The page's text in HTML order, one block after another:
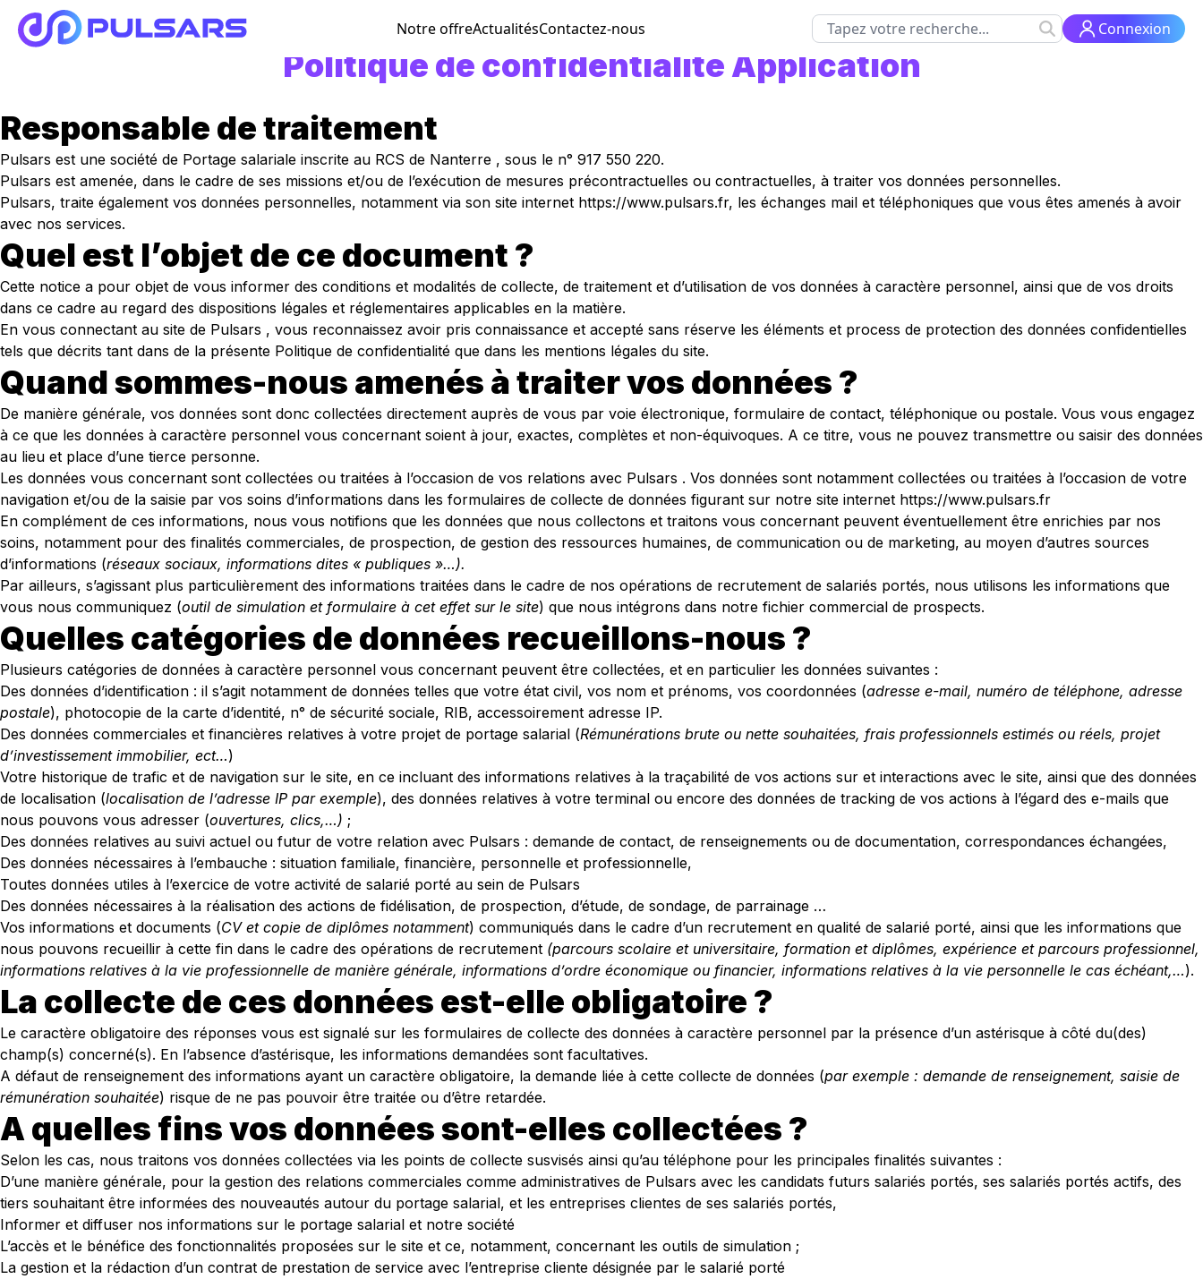
Aller au contenu
Notre offreActualitésContactez-nous Connexion
Politique de confidentialité Application
Responsable de traitement
Pulsars est une société de Portage salariale inscrite au RCS de Nanterre , sous le n° 917 550 220.
Pulsars est amenée, dans le cadre de ses missions et/ou de l’exécution de mesures précontractuelles ou contractuelles, à traiter vos données personnelles.
Pulsars, traite également vos données personnelles, notamment via son site internet https://www.pulsars.fr, les échanges mail et téléphoniques que vous êtes amenés à avoir
avec nos services.
Quel est l’objet de ce document ?
Cette notice a pour objet de vous informer des conditions et modalités de collecte, de traitement et d’utilisation de vos données à caractère personnel, ainsi que de vos droits
dans ce cadre au regard des dispositions légales et réglementaires applicables en la matière.
En vous connectant au site de Pulsars , vous reconnaissez avoir pris connaissance et accepté sans réserve les éléments et process de protection des données confidentielles
tels que décrits tant dans de la présente Politique de confidentialité que dans les mentions légales du site.
Quand sommes-nous amenés à traiter vos données ?
De manière générale, vos données sont donc collectées directement auprès de vous par voie électronique, formulaire de contact, téléphonique ou postale. Vous vous engagez
à ce que les données à caractère personnel vous concernant soient à jour, exactes, complètes et non-équivoques. A ce titre, vous ne pouvez transmettre ou saisir des données
au lieu et place d’une tierce personne.
Les données vous concernant sont collectées ou traitées à l’occasion de vos relations avec Pulsars . Vos données sont notamment collectées ou traitées à l’occasion de votre
navigation et/ou de la saisie par vos soins d’informations dans les formulaires de collecte de données figurant sur notre site internet https://www.pulsars.fr
En complément de ces informations, nous vous notifions que les données que nous collectons et traitons vous concernant peuvent éventuellement être enrichies par nos
soins, notamment pour des finalités commerciales, de prospection, de gestion des ressources humaines, de communication ou de marketing, au moyen d’autres sources
d’informations (réseaux sociaux, informations dites « publiques »…).
Par ailleurs, s’agissant plus particulièrement des informations traitées dans le cadre de nos opérations de recrutement de salariés portés, nous utilisons les informations que
vous nous communiquez (outil de simulation et formulaire à cet effet sur le site) que nous intégrons dans notre fichier commercial de prospects.
Quelles catégories de données recueillons-nous ?
Plusieurs catégories de données à caractère personnel vous concernant peuvent être collectées, et en particulier les données suivantes :
Des données d’identification : il s’agit notamment de données telles que votre état civil, vos nom et prénoms, vos coordonnées (adresse e-mail, numéro de téléphone, adresse
postale), photocopie de la carte d’identité, n° de sécurité sociale, RIB, accessoirement adresse IP.
Des données commerciales et financières relatives à votre projet de portage salarial (Rémunérations brute ou nette souhaitées, frais professionnels estimés ou réels, projet
d’investissement immobilier, ect…)
Votre historique de trafic et de navigation sur le site, en ce incluant des informations relatives à la traçabilité de vos actions sur et interactions avec le site, ainsi que des données
de localisation (localisation de l’adresse IP par exemple), des données relatives à votre terminal ou encore des données de tracking de vos actions à l’égard des e-mails que
nous pouvons vous adresser (ouvertures, clics,…) ;
Des données relatives au suivi actuel ou futur de votre relation avec Pulsars : demande de contact, de renseignements ou de documentation, correspondances échangées,
Des données nécessaires à l’embauche : situation familiale, financière, personnelle et professionnelle,
Toutes données utiles à l’exercice de votre activité de salarié porté au sein de Pulsars
Des données nécessaires à la réalisation des actions de fidélisation, de prospection, d’étude, de sondage, de parrainage …
Vos informations et documents (CV et copie de diplômes notamment) communiqués dans le cadre d’un recrutement en qualité de salarié porté, ainsi que les informations que
nous pouvons recueillir à cette fin dans le cadre des opérations de recrutement (parcours scolaire et universitaire, formation et diplômes, expérience et parcours professionnel,
informations relatives à la vie professionnelle de manière générale, informations d’ordre économique ou financier, informations relatives à la vie personnelle le cas échéant,…).
La collecte de ces données est-elle obligatoire ?
Le caractère obligatoire des réponses vous est signalé sur les formulaires de collecte des données à caractère personnel par la présence d’un astérisque à côté du(des)
champ(s) concerné(s). En l’absence d’astérisque, les informations demandées sont facultatives.
A défaut de renseignement des informations ayant un caractère obligatoire, la demande liée à cette collecte de données (par exemple : demande de renseignement, saisie de
rémunération souhaitée) risque de ne pas pouvoir être traitée ou d’être retardée.
A quelles fins vos données sont-elles collectées ?
Selon les cas, nous traitons vos données collectées via les points de collecte susvisés ainsi qu’au téléphone pour les principales finalités suivantes :
D’une manière générale, pour la gestion des relations commerciales comme administratives de Pulsars avec les candidats futurs salariés portés, ses salariés portés actifs, des
tiers souhaitant être informées des nouveautés autour du portage salarial, et les entreprises clientes de ses salariés portés,
Informer et diffuser nos informations sur le portage salarial et notre société
L’accès et le bénéfice des fonctionnalités proposées sur le site et ce, notamment, concernant les outils de simulation ;
La gestion et la rédaction d’un contrat de prestation de service avec l’entreprise cliente désignée par le salarié porté